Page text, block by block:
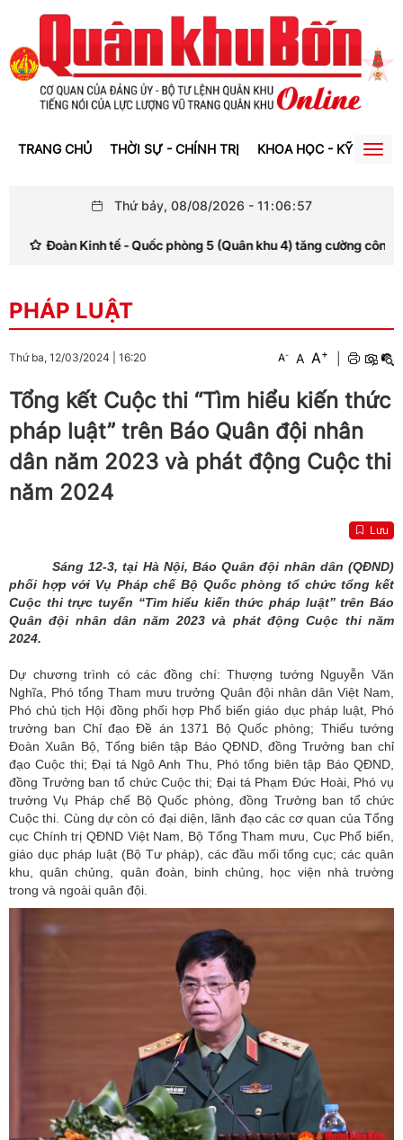
TRANG CHỦ THỜI SỰ - CHÍNH TRỊ KHOA HỌC - KỸ THUẬT
Thứ bảy, 08/08/2026 - 11 :06:58
Kinh tế - Quốc phòng 5 (Quân khu 4) tăng cường công tác giáo dục
PHÁP LUẬT
Thứ ba, 12/03/2024 16:20 A- A A+
Tổng kết Cuộc thi “Tìm hiểu kiến thức
pháp luật” trên Báo Quân đội nhân
dân năm 2023 và phát động Cuộc thi
năm 2024
Lưu
Sáng 12-3, tại Hà Nội, Báo Quân đội nhân dân (QĐND)
phối hợp với Vụ Pháp chế Bộ Quốc phòng tổ chức tổng kết
Cuộc thi trực tuyến “Tìm hiểu kiến thức pháp luật” trên Báo
Quân đội nhân dân năm 2023 và phát động Cuộc thi năm
2024.
Dự chương trình có các đồng chí: Thượng tướng Nguyễn Văn
Nghĩa, Phó tổng Tham mưu trưởng Quân đội nhân dân Việt Nam,
Phó chủ tịch Hội đồng phối hợp Phổ biến giáo dục pháp luật, Phó
trưởng ban Chỉ đạo Đề án 1371 Bộ Quốc phòng; Thiếu tướng
Đoàn Xuân Bộ, Tổng biên tập Báo QĐND, đồng Trưởng ban chỉ
đạo Cuộc thi; Đại tá Ngô Anh Thu, Phó tổng biên tập Báo QĐND,
đồng Trưởng ban tổ chức Cuộc thi; Đại tá Phạm Đức Hoài, Phó vụ
trưởng Vụ Pháp chế Bộ Quốc phòng, đồng Trưởng ban tổ chức
Cuộc thi. Cùng dự còn có đại diện, lãnh đạo các cơ quan của Tổng
cục Chính trị QĐND Việt Nam, Bộ Tổng Tham mưu, Cục Phổ biến,
giáo dục pháp luật (Bộ Tư pháp), các đầu mối tổng cục; các quân
khu, quân chủng, quân đoàn, binh chủng, học viện nhà trường
trong và ngoài quân đội.